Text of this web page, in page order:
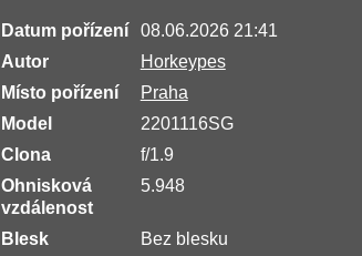
Datum pořízení
08.06.2026 21:41
Autor
Horkeypes
Místo pořízení
Praha
Model
2201116SG
Clona
f/1.9
Ohnisková
vzdálenost
5.948
Blesk
Bez blesku